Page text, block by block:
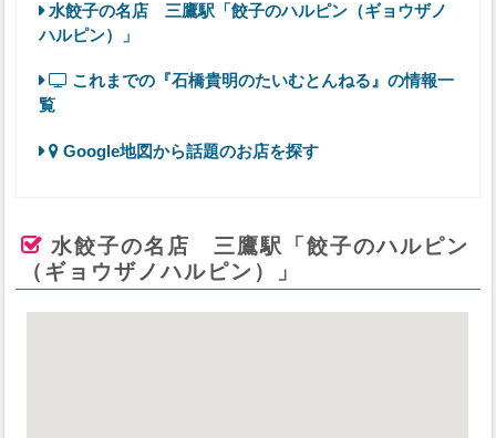
水餃子の名店 三鷹駅「餃子のハルピン（ギョウザノ
ハルピン）」
これまでの『石橋貴明のたいむとんねる』の情報一
覧
Google地図から話題のお店を探す
水餃子の名店 三鷹駅「餃子のハルピン
（ギョウザノハルピン）」